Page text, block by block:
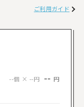
ご利用ガイド
--個 × --円 -- 円